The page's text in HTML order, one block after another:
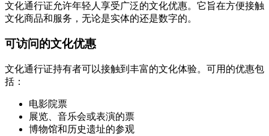
文化通行证允许年轻人享受广泛的文化优惠。它旨在方便接触
文化商品和服务，无论是实体的还是数字的。
可访问的文化优惠
文化通行证持有者可以接触到丰富的文化体验。可用的优惠包
括：
电影院票
展览、音乐会或表演的票
博物馆和历史遗址的参观